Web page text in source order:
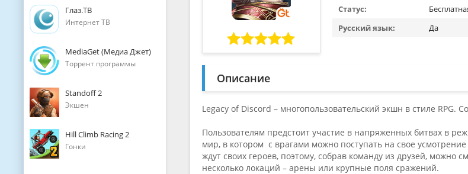
Глаз.ТВ
Интернет ТВ
MediaGet (Медиа Джет)
Торрент программы
Standoff 2
Экшен
Hill Climb Racing 2
Гонки
Статус:
Русский язык:
Да
Описание
Legacy of Discord – многопользовательский экшн в стиле RPG.
Пользователям предстоит участие в напряженных битвах в
мир, в котором с врагами можно поступать на свое
ждут своих героев, поэтому, собрав команду из друзей,
несколько локаций – арены или крупные поля сражений.